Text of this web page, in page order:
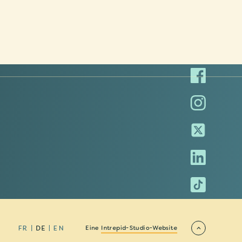
FR DE EN Eine Intrepid-Studio-Website